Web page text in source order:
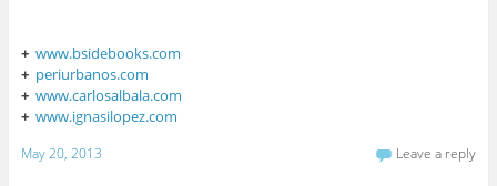
+ www.bsidebooks.com
+ periurbanos.com
+ www.carlosalbala.com
+ www.ignasilopez.com
May 20, 2013 Leave a reply